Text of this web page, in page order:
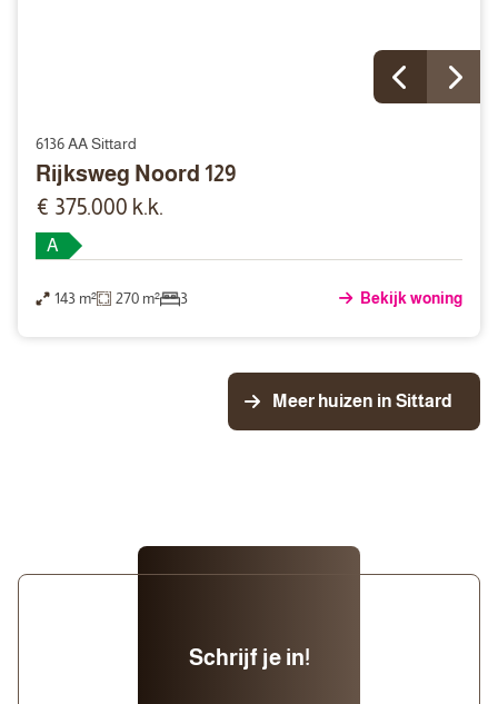
6136 AA Sittard
Rijksweg Noord 129
€ 375.000 k.k.
A
143 m² 270 m² 3 Bekijk woning
Meer huizen in Sittard
Schrijf je in!